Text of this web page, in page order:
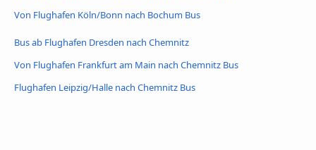
Von Flughafen Köln/Bonn nach Bochum Bus
Bus ab Flughafen Dresden nach Chemnitz
Von Flughafen Frankfurt am Main nach Chemnitz Bus
Flughafen Leipzig/Halle nach Chemnitz Bus